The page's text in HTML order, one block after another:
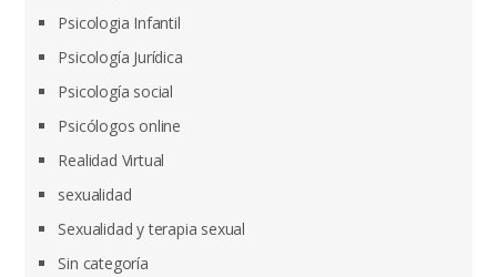
Psicologia Infantil
Psicología Jurídica
Psicología social
Psicólogos online
Realidad Virtual
sexualidad
Sexualidad y terapia sexual
Sin categoría